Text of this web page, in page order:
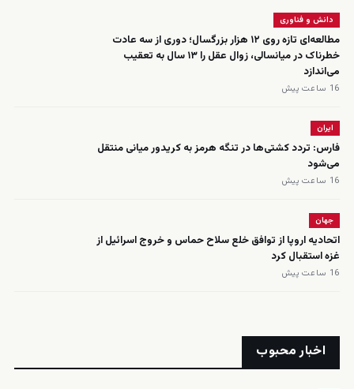
دانش و فناوری
مطالعه‌ای تازه روی ۱۲ هزار بزرگسال؛ دوری از سه عادت
خطرناک در میانسالی، زوال عقل را ۱۳ سال به تعقیب
می‌اندازد
16 ساعت پیش
ایران
فارس: تردد کشتی‌ها در تنگه هرمز به کریدور میانی منتقل
می‌شود
16 ساعت پیش
جهان
اتحادیه اروپا از توافق خلع سلاح حماس و خروج اسرائیل از
غزه استقبال کرد
16 ساعت پیش
اخبار محبوب